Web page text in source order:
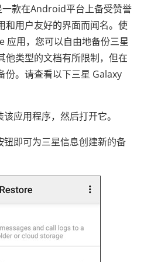
一款在Android平台上备受赞誉
和用户友好的界面而闻名。使
应用，您可以自由地备份三星
他类型的文档有所限制，但在
份。请查看以下三星 Galaxy
应用程序，然后打开它。
钮即可为三星信息创建新的备